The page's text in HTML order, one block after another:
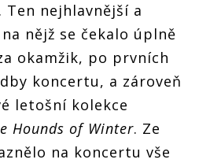
nejhlavnější a
nějž se čekalo úplně
okamžik, po prvních
koncertu, a zároveň
letošní kolekce
Hounds of Winter. Ze
na koncertu vše